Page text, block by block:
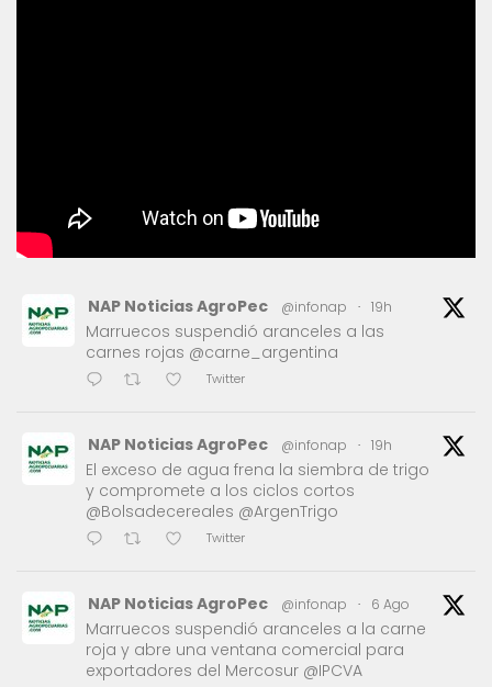
NAP Noticias AgroPec @infonap · 19h
Marruecos suspendió aranceles a las
carnes rojas @carne_argentina
Twitter
NAP Noticias AgroPec @infonap · 19h
El exceso de agua frena la siembra de trigo
y compromete a los ciclos cortos
@Bolsadecereales @ArgenTrigo
Twitter
NAP Noticias AgroPec @infonap · 6 Ago
Marruecos suspendió aranceles a la carne
roja y abre una ventana comercial para
exportadores del Mercosur @IPCVA